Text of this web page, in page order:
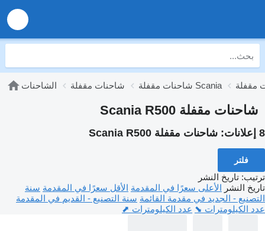
الشاحنات شاحنات مقفلة شاحنات مقفلة Scania
شاحنات مقفلة Scania R500
8 إعلانات: شاحنات مقفلة Scania R500
فلتر
ترتيب: تاريخ النشر
تاريخ النشر الأعلى سعرًا في المقدمة الأقل سعرًا في المقدمة سنة
التصنيع - الجديد في مقدمة القائمة سنة التصنيع - القديم في المقدمة
عدد الكيلومترات ⬊ عدد الكيلومترات ⬈